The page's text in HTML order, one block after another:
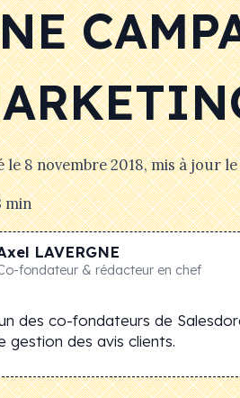
le8 novembre 2018, mis à jour le
min
LAVERGNE
fondateur & rédacteur en chef
des co-fondateurs de
gestion des avis clients.